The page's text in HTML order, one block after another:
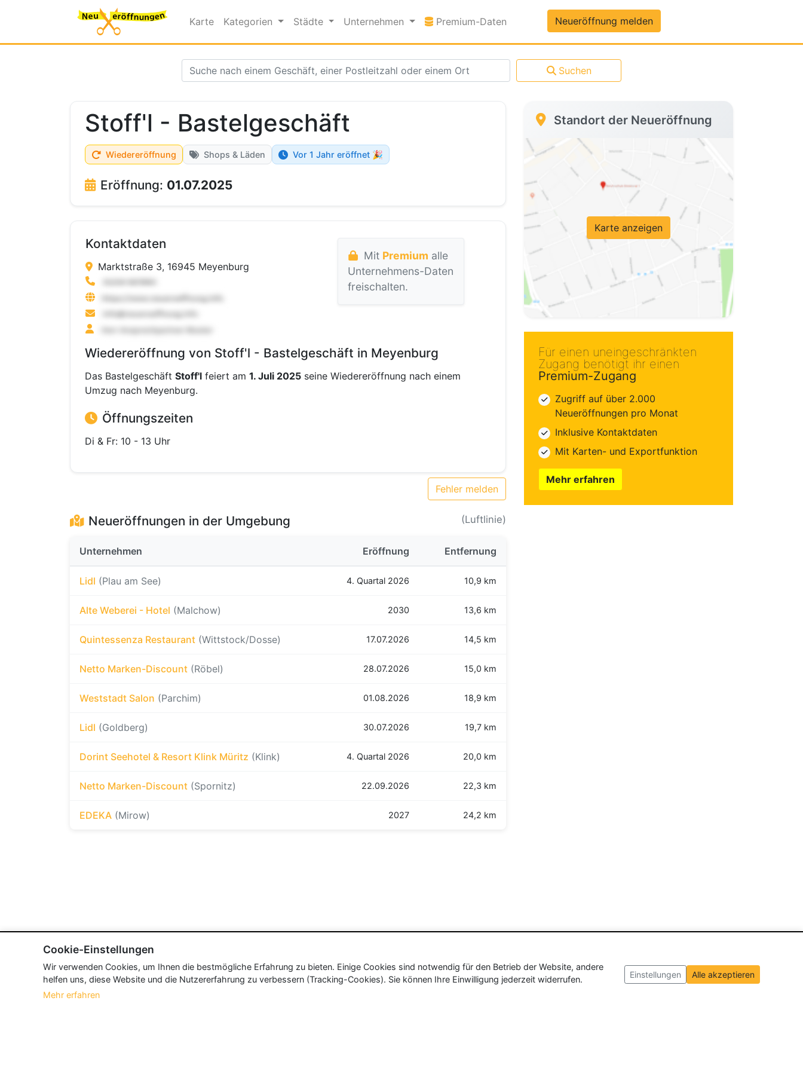
Karte Kategorien Städte Unternehmen Premium-Daten Premium-DatenNeueröffnung melden
Suchen
Stoff'l - Bastelgeschäft
Wiedereröffnung Shops & Läden Vor 1 Jahr eröffnet 🎉
Eröffnung: 01.07.2025
Kontaktdaten
Marktstraße 3, 16945 Meyenburg
Mit Premium alle
Unternehmens-Daten
freischalten.
Wiedereröffnung von Stoff'l - Bastelgeschäft in Meyenburg
Das Bastelgeschäft Stoff'l feiert am 1. Juli 2025 seine Wiedereröffnung nach einem
Umzug nach Meyenburg.
Öffnungszeiten
Di & Fr: 10 - 13 Uhr
Fehler melden
Neueröffnungen in der Umgebung (Luftlinie)
Unternehmen Eröffnung Entfernung
Lidl (Plau am See) 4. Quartal 2026 10,9 km
Alte Weberei - Hotel (Malchow) 2030 13,6 km
Quintessenza Restaurant (Wittstock/Dosse) 17.07.2026 14,5 km
Netto Marken-Discount (Röbel) 28.07.2026 15,0 km
Weststadt Salon (Parchim) 01.08.2026 18,9 km
Lidl (Goldberg) 30.07.2026 19,7 km
Dorint Seehotel & Resort Klink Müritz (Klink) 4. Quartal 2026 20,0 km
Netto Marken-Discount (Spornitz) 22.09.2026 22,3 km
EDEKA (Mirow) 2027 24,2 km
Standort der Neueröffnung
Karte anzeigen
Für einen uneingeschränkten
Zugang benötigt ihr einen
Premium-Zugang
Zugriff auf über 2.000
Neueröffnungen pro Monat
Inklusive Kontaktdaten
Mit Karten- und Exportfunktion
Mehr erfahren
Cookie-Einstellungen
Wir verwenden Cookies, um Ihnen die bestmögliche Erfahrung zu bieten. Einige Cookies sind notwendig für den Betrieb der Website, andere
helfen uns, diese Website und die Nutzererfahrung zu verbessern (Tracking-Cookies). Sie können Ihre Einwilligung jederzeit widerrufen.
Mehr erfahren
Einstellungen Alle akzeptieren